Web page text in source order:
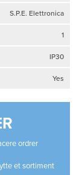
S.P.E. Elettronica
1
IP30
Yes
ordrer
et sortiment